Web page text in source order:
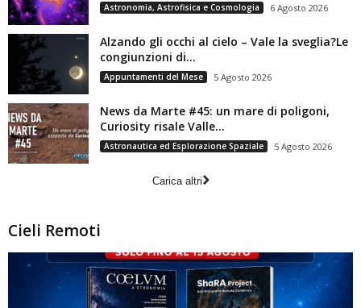
Astronomia, Astrofisica e Cosmologia 6 Agosto 2026
Alzando gli occhi al cielo – Vale la sveglia?Le
congiunzioni di...
Appuntamenti del Mese 5 Agosto 2026
News da Marte #45: un mare di poligoni,
Curiosity risale Valle...
Astronautica ed Esplorazione Spaziale 5 Agosto 2026
Carica altri
Cieli Remoti